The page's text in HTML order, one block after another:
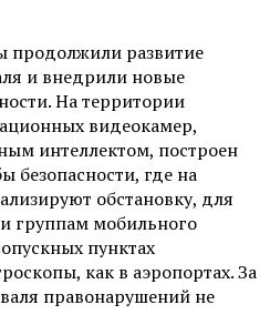
продолжили развитие
и внедрили новые
На территории
видеокамер,
интеллектом, построен
безопасности, где на
обстановку, для
группам мобильного
пунктах
как в аэропортах. За
правонарушений не